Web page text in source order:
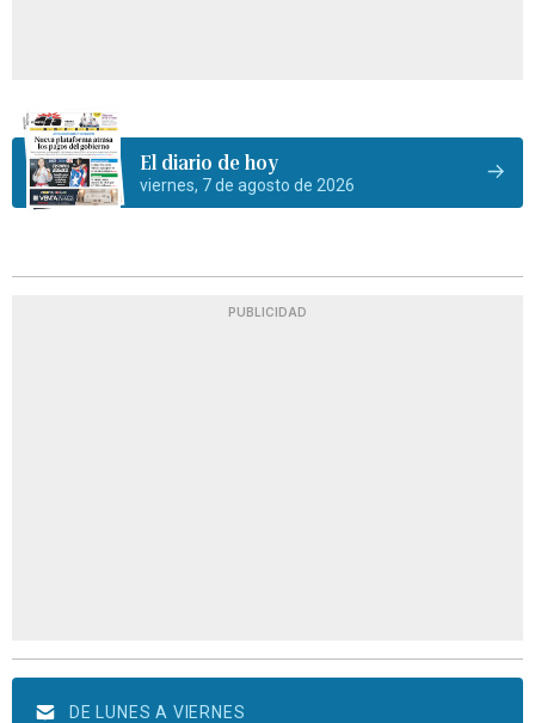
El diario de hoy
viernes, 7 de agosto de 2026
PUBLICIDAD
DE LUNES A VIERNES